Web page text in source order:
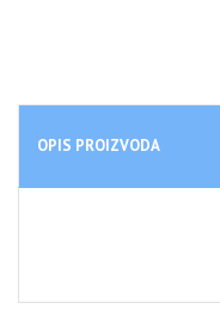
OPIS PROIZVODA